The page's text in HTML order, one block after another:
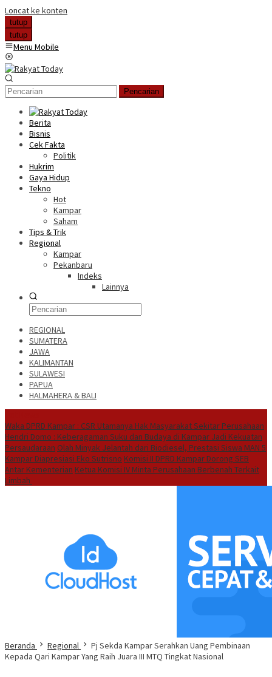
Loncat ke konten
tutup
tutup
Menu Mobile
Pencarian
Berita
Bisnis
Cek Fakta
Politik
Hukrim
Gaya Hidup
Tekno
Hot
Kampar
Saham
Tips & Trik
Regional
Kampar
Pekanbaru
Indeks
Lainnya
REGIONAL
SUMATERA
JAWA
KALIMANTAN
SULAWESI
PAPUA
HALMAHERA & BALI
Waka DPRD Kampar : CSR Utamanya Hak Masyarakat Sekitar Perusahaan
Hendri Domo : Keberagaman Suku dan Budaya di Kampar Jadi Kekuatan
Persaudaraan Olah Minyak Jelantah dari Biodiesel, Prestasi Siswa MAN 5
Kampar Diapresiasi Eko Sutrisno Komisi II DPRD Kampar Dorong SEB
Antar Kementerian Ketua Komisi IV Minta Perusahaan Berbenah Terkait
Limbah
Beranda Regional
Pj Sekda Kampar Serahkan Uang Pembinaan
Kepada Qari Kampar Yang Raih Juara III MTQ Tingkat Nasional